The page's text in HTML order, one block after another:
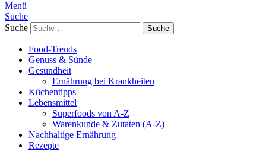
Menü
Suche
Suche
Food-Trends
Genuss & Sünde
Gesundheit
Ernährung bei Krankheiten
Küchentipps
Lebensmittel
Superfoods von A-Z
Warenkunde & Zutaten (A-Z)
Nachhaltige Ernährung
Rezepte